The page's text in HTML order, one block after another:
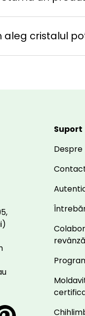
aleg cristalul
Suport
Despre